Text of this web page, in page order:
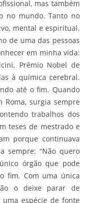
mas também
no mundo. Tanto no
mental e espiritual.
de uma das pessoas
em minha vida:
Prêmio Nobel de
à química cerebral.
até o fim. Quando
Roma, surgia sempre
trabalhos dos
teses de mestrado e
porque continuava
sempre: “Não quero
órgão que pode
fim. Com uma única
o deixe parar de
espécie de fonte